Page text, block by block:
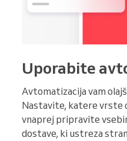
Uporabite
Avtomatizacija vam
Nastavite, katere vrste
vnaprej pripravite
dostave, ki ustreza